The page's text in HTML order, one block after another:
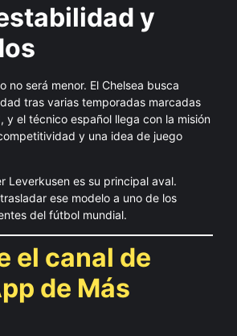
y
no será menor. El Chelsea busca
tras varias temporadas marcadas
y el técnico español llega con la misión
y una idea de juego
Leverkusen es su principal aval.
ese modelo a uno de los
del fútbol mundial.
el canal de
de Más